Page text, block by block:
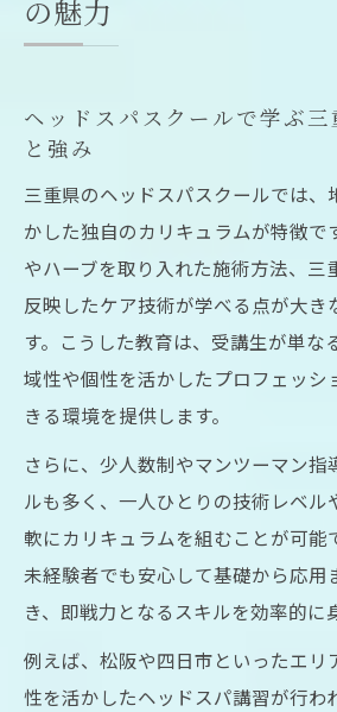
役割
ヘッドスパスクールを選ぶ際
ドライヘッドスパ講座の
クポイント
三重県で人気のヘッドス
ヘッドスパスクールの実
ラムとは
資格取得に有利なヘッド
のコツ
未経験でも挑戦しやすいヘッ
は
未経験者が安心して通え
ールの条件
ヘッドスパスクールで基
の魅力
ヘッドスパスクールで学ぶ
と強み
三重県のヘッドスパスクールでは、
かした独自のカリキュラムが特徴で
やハーブを取り入れた施術方法、三
反映したケア技術が学べる点が大き
す。こうした教育は、受講生が単な
域性や個性を活かしたプロフェッシ
きる環境を提供します。
さらに、少人数制やマンツーマン指
ルも多く、一人ひとりの技術レベル
軟にカリキュラムを組むことが可能
未経験者でも安心して基礎から応用
き、即戦力となるスキルを効率的に
例えば、松阪や四日市といったエリ
性を活かしたヘッドスパ講習が行わ